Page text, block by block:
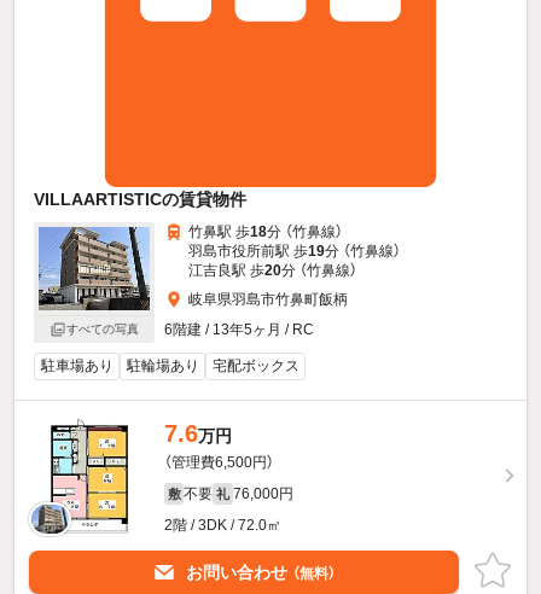
VILLAARTISTICの賃貸物件
すべての写真
竹鼻駅 歩18分 （竹鼻線）
羽島市役所前駅 歩19分 （竹鼻線）
江吉良駅 歩20分 （竹鼻線）
岐阜県羽島市竹鼻町飯柄
6階建 / 13年5ヶ月 / RC
駐車場あり 駐輪場あり 宅配ボックス
7.6万円
（管理費6,500円）
敷 不要 礼 76,000円
2階 / 3DK / 72.0㎡
お問い合わせ （無料）